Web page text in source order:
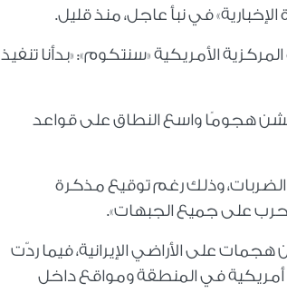
في نبأ عاجل، منذ قليل.
الأمريكية «سنتكوم»: «بدأنا تنفيذ
سيشن هجومًا واسع النطاق على قواعد
الضربات، وذلك رغم توقيع مذكرة
بدأتا، في 28 فبراير الماضي، شن هجمات على الأراضي الإيرانية، فيما ردّت
قواعد عسكرية أمريكية في المنطقة ومواقع داخل